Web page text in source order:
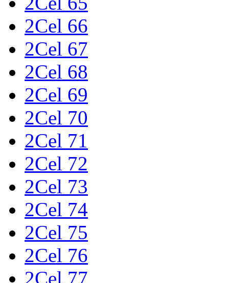
2Cel 66
2Cel 67
2Cel 68
2Cel 69
2Cel 70
2Cel 71
2Cel 72
2Cel 73
2Cel 74
2Cel 75
2Cel 76
2Cel 77